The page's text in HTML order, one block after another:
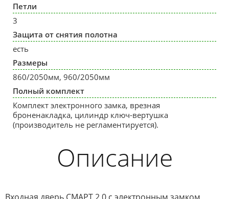
Петли
3
Защита от снятия полотна
есть
Размеры
860/2050мм, 960/2050мм
Полный комплект
Комплект электронного замка, врезная
броненакладка, цилиндр ключ-вертушка
(производитель не регламентируется).
Описание